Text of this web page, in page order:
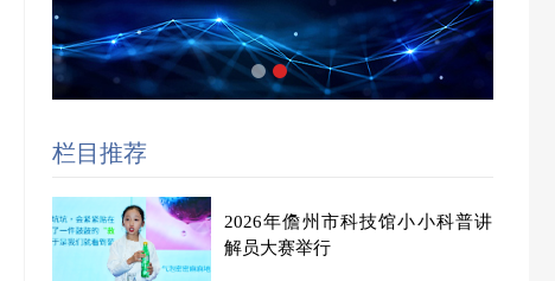
栏目推荐
2026年儋州市科技馆小小科普讲
解员大赛举行